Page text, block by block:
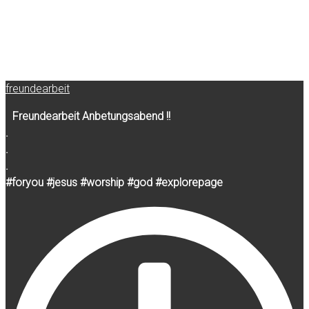
freundearbeit
Freundearbeit Anbetungsabend !!
.
.
.
#foryou #jesus #worship #god #explorepage